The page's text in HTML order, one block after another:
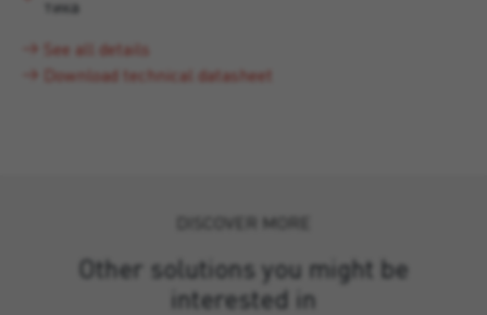
тика
See all details
Download technical datasheet
DISCOVER MORE
Other solutions you might be
interested in